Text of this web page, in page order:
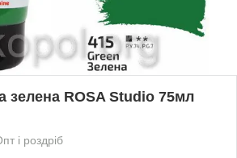
зелена ROSA Studio 75мл
і роздріб